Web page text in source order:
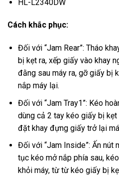
HL-L2340DW
Cách khắc phục:
Đối với “Jam Rear”: Tháo
bị kẹt ra, xếp giấy vào khay
đằng sau máy ra, gỡ giấy bị
nắp máy lại.
Đối với “Jam Tray1”: Kéo
dùng cả 2 tay kéo giấy bị
đặt khay đựng giấy trở lại
Đối với “Jam Inside”: Ấn nút
tục kéo mở nắp phía sau,
khỏi máy, từ từ kéo giấy bị